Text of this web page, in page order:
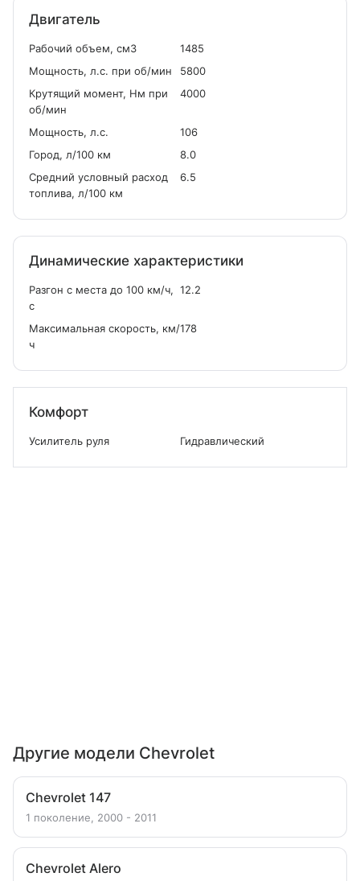
Двигатель
Рабочий объем, см3
1485
Мощность, л.с. при об/мин
5800
Крутящий момент, Нм при
об/мин
4000
Мощность, л.с.
106
Город, л/100 км
8.0
Средний условный расход
топлива, л/100 км
6.5
Динамические характеристики
Разгон с места до 100 км/ч,
с
12.2
Максимальная скорость, км/
ч
178
Комфорт
Усилитель руля Гидравлический
Другие модели Chevrolet
Chevrolet 147
1 поколение, 2000 - 2011
Chevrolet Alero